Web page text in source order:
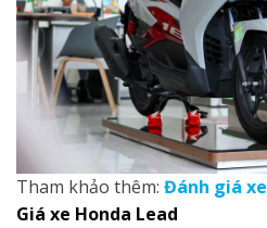
Tham khảo thêm: Đánh giá
Giá xe Honda Lead